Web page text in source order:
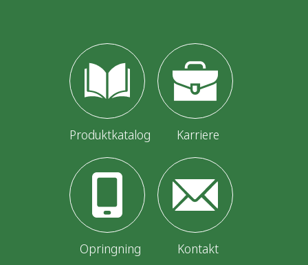
Produktkatalog Karriere
Opringning Kontakt